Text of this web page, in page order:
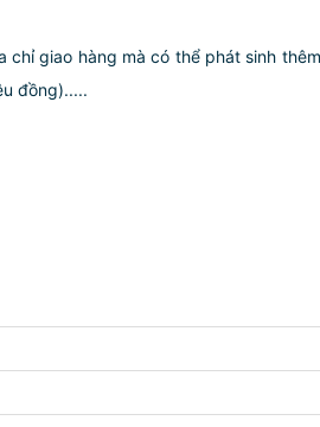
chỉ giao hàng mà có thể phát sinh
đồng).....